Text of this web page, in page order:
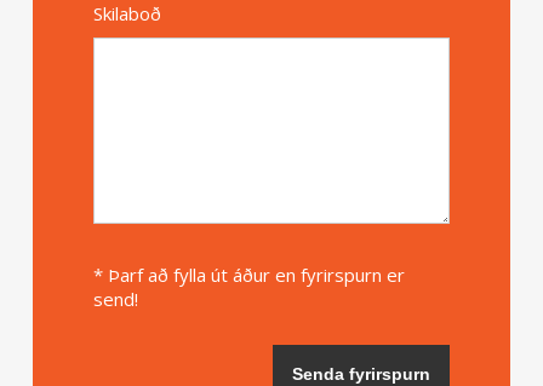
Skilaboð
* Þarf að fylla út áður en fyrirspurn er
send!